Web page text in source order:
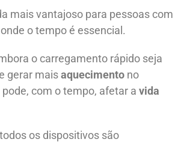
mais vantajoso para pessoas com
onde o tempo é essencial.
o carregamento rápido seja
gerar maisaquecimento no
com o tempo, afetar a vida
os dispositivos são